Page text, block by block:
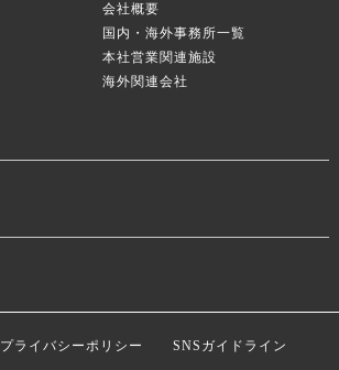
会社概要
国内・海外事務所一覧
本社営業関連施設
海外関連会社
プライバシーポリシー SNSガイドライン